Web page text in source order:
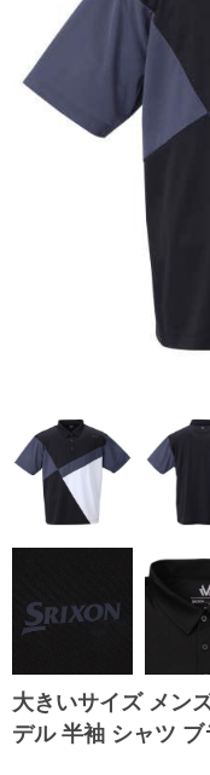
大きいサイズ メン
デル 半袖 シャツ